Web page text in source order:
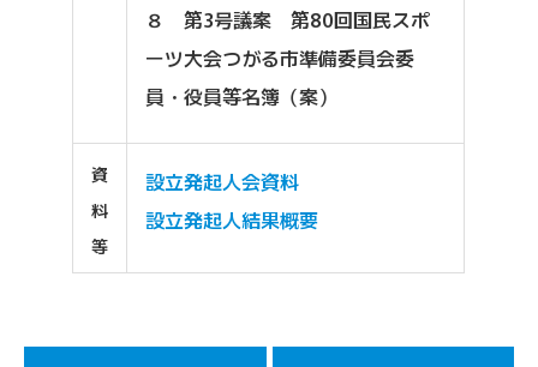
８ 第3号議案 第80回国民スポ
ーツ大会つがる市準備委員会委
員・役員等名簿（案）
資
料
等
設立発起人会資料
設立発起人結果概要